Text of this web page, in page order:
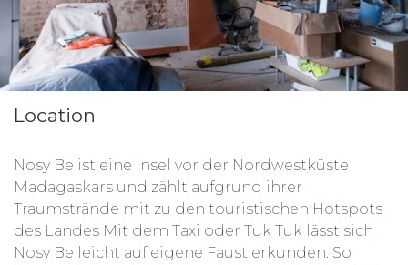
Location
Nosy Be ist eine Insel vor der Nordwestküste
Madagaskars und zählt aufgrund ihrer
Traumstrände mit zu den touristischen Hotspots
des Landes Mit dem Taxi oder Tuk Tuk lässt sich
Nosy Be leicht auf eigene Faust erkunden. So